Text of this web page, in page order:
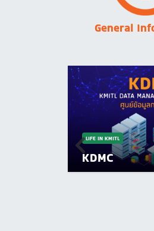
General
LIFE IN KMITL
KDMC